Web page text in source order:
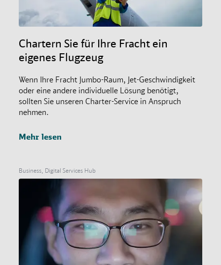
Chartern Sie für Ihre Fracht ein
eigenes Flugzeug
Wenn Ihre Fracht Jumbo-Raum, Jet-Geschwindigkeit
oder eine andere individuelle Lösung benötigt,
sollten Sie unseren Charter-Service in Anspruch
nehmen.
Mehr lesen
Business, Digital Services Hub